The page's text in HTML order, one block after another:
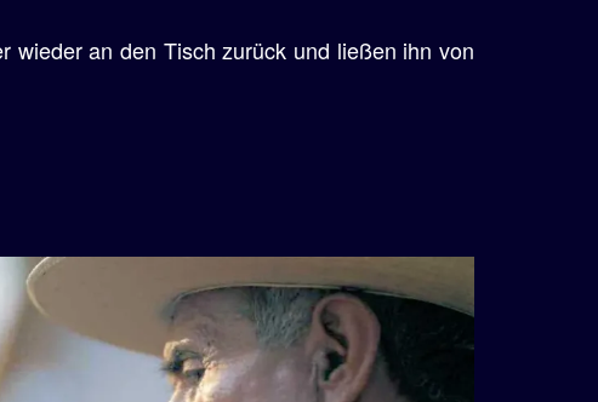
wieder an den Tisch zurück und ließen ihn von